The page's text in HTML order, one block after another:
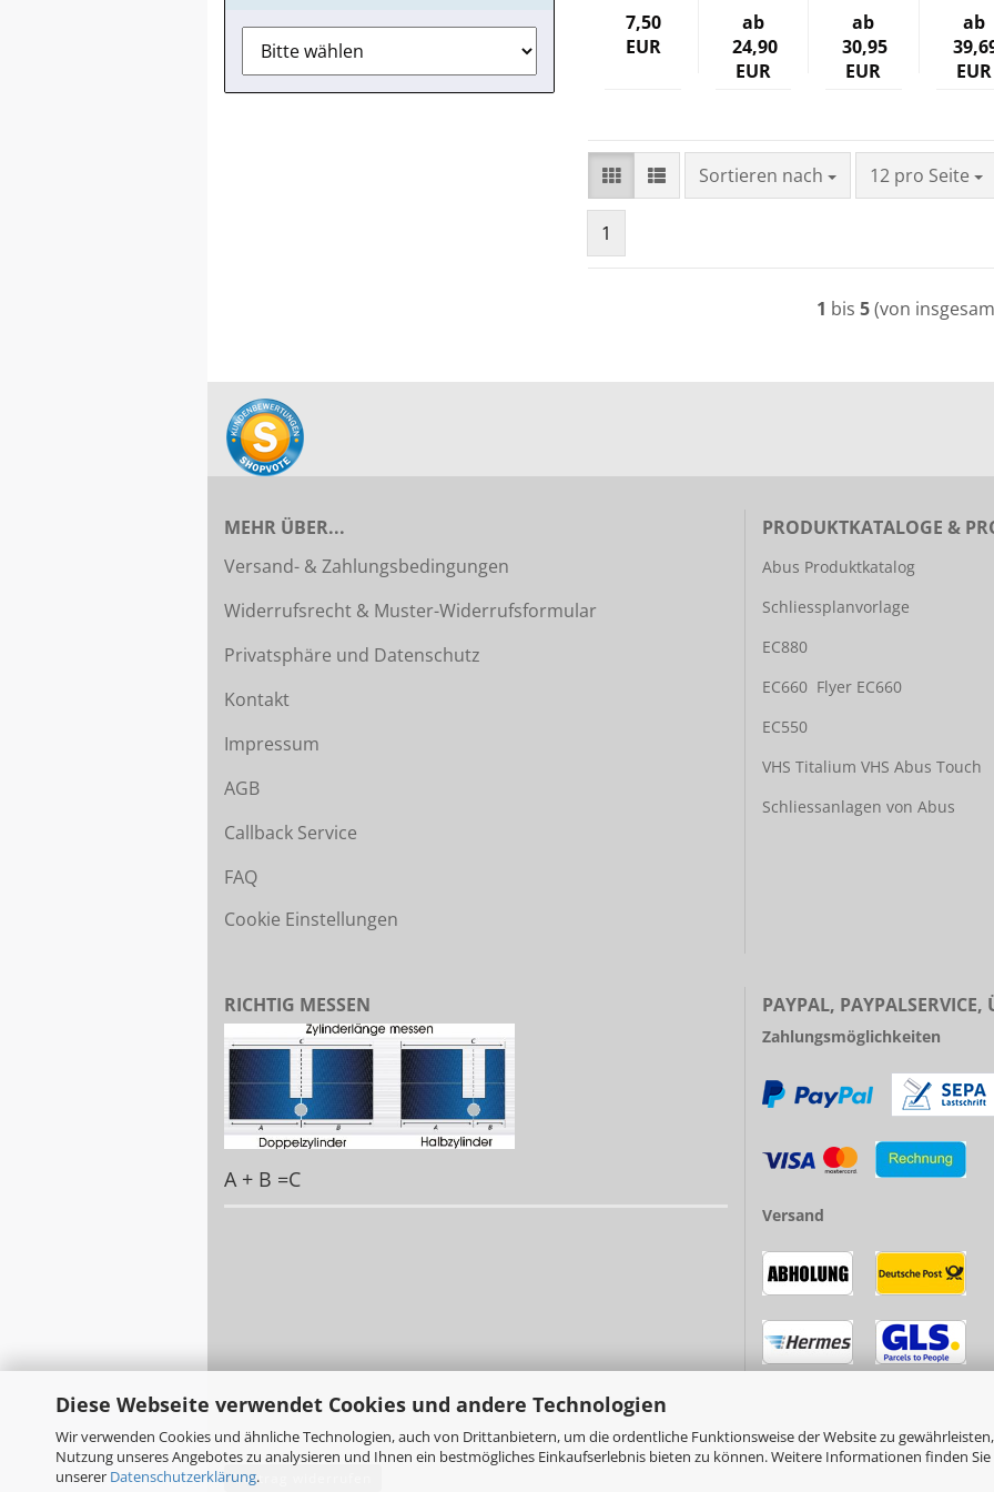
Diese Webseite verwendet Cookies und andere Technologien
Wir verwenden Cookies und ähnliche Technologien, auch von Drittanbietern, um die ordentliche Funktionsweise der Website zu
Nutzung unseres Angebotes zu analysieren und Ihnen ein bestmögliches Einkaufserlebnis bieten zu können. Weitere Informationen finden Sie
unserer Datenschutzerklärung.
7,50
EUR
ab
24,90
EUR
ab
30,95
EUR
ab
EUR
Sortieren nach
Sortieren nach 12 pro Seite
pro Seite
1
1 bis5(von
MEHR ÜBER...
Versand- & Zahlungsbedingungen
Widerrufsrecht & Muster-Widerrufsformular
Privatsphäre und Datenschutz
Kontakt
Impressum
AGB
Callback Service
FAQ
Cookie Einstellungen
PRODUKTKATALOGE &
Abus Produktkatalog
Schliessplanvorlage
EC880
EC660 Flyer EC660
EC550
VHS Titalium VHS Abus Touch
Schliessanlagen von Abus
RICHTIG MESSEN
A + B =C
PAYPAL, PAYPALSERVICE,
Zahlungsmöglichkeiten
Versand
Vertrag widerrufen